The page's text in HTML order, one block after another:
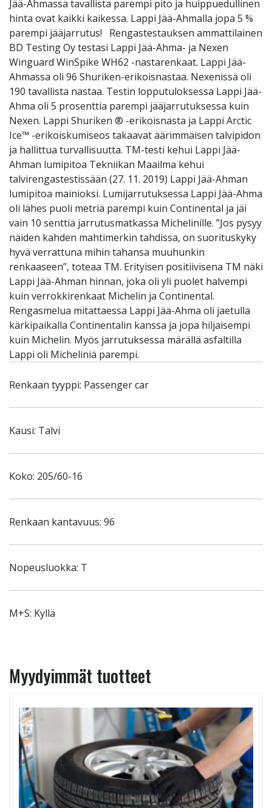
Jää-Ahmassa tavallista parempi pito ja huippuedullinen
hinta ovat kaikki kaikessa. Lappi Jää-Ahmalla jopa 5 %
parempi jääjarrutus! Rengastestauksen ammattilainen
BD Testing Oy testasi Lappi Jää-Ahma- ja Nexen
Winguard WinSpike WH62 -nastarenkaat. Lappi Jää-
Ahmassa oli 96 Shuriken-erikoisnastaa. Nexenissä oli
190 tavallista nastaa. Testin lopputuloksessa Lappi Jää-
Ahma oli 5 prosenttia parempi jääjarrutuksessa kuin
Nexen. Lappi Shuriken ® -erikoisnasta ja Lappi Arctic
Ice™ -erikoiskumiseos takaavat äärimmäisen talvipidon
ja hallittua turvallisuutta. TM-testi kehui Lappi Jää-
Ahman lumipitoa Tekniikan Maailma kehui
talvirengastestissään (27. 11. 2019) Lappi Jää-Ahman
lumipitoa mainioksi. Lumijarrutuksessa Lappi Jää-Ahma
oli lähes puoli metriä parempi kuin Continental ja jäi
vain 10 senttiä jarrutusmatkassa Michelinille. ”Jos pysyy
näiden kahden mahtimerkin tahdissa, on suorituskyky
hyvä verrattuna mihin tahansa muuhunkin
renkaaseen”, toteaa TM. Erityisen positiivisena TM näki
Lappi Jää-Ahman hinnan, joka oli yli puolet halvempi
kuin verrokkirenkaat Michelin ja Continental.
Rengasmelua mitattaessa Lappi Jää-Ahma oli jaetulla
kärkipaikalla Continentalin kanssa ja jopa hiljaisempi
kuin Michelin. Myös jarrutuksessa märällä asfaltilla
Lappi oli Micheliniä parempi.
Renkaan tyyppi: Passenger car
Kausi: Talvi
Koko: 205/60-16
Renkaan kantavuus: 96
Nopeusluokka: T
M+S: Kyllä
Myydyimmät tuotteet